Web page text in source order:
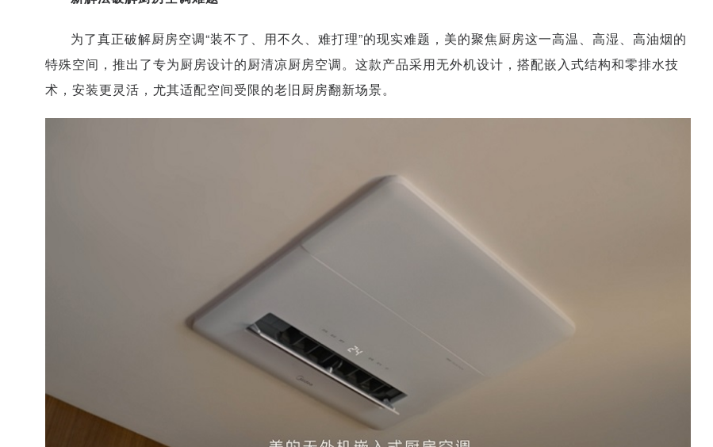
为了真正破解厨房空调“装不了、用不久、难打理”的现实难题，美的聚焦厨房这一高温、高湿、高油烟的
特殊空间，推出了专为厨房设计的厨清凉厨房空调。这款产品采用无外机设计，搭配嵌入式结构和零排水技
术，安装更灵活，尤其适配空间受限的老旧厨房翻新场景。